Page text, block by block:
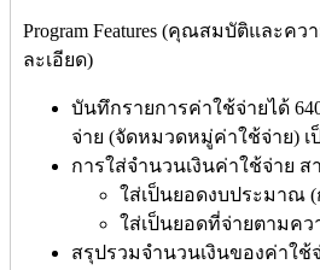
Program Features (คุณสมบัติและคว
ละเอียด)
บันทึกรายการค่าใช้จ่ายได้
จ่าย (จัดหมวดหมู่ค่าใช้จ่าย) เ
การใส่จำนวนเงินค่าใช้จ่าย ส
ใส่เป็นยอดงบประมาณ
ใส่เป็นยอดที่จ่ายตามคว
สรุปรวมจำนวนเงินของค่าใช้